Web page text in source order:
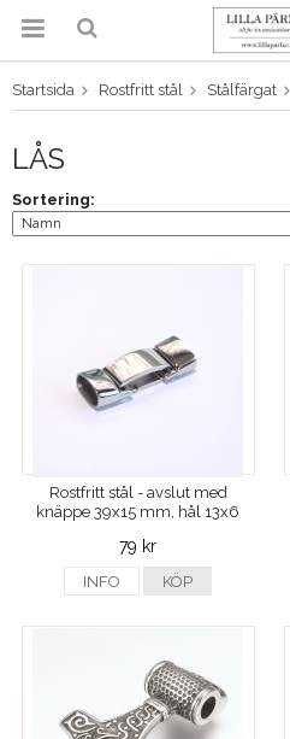
Produkten har
Startsida Rostfritt stål Stålfärgat
LÅS
Sortering:
Rostfritt stål - avslut med
knäppe 39x15 mm, hål 13x6
79 kr
INFO KÖP